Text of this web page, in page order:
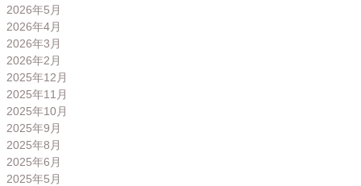
2026年5月
2026年4月
2026年3月
2026年2月
2025年12月
2025年11月
2025年10月
2025年9月
2025年8月
2025年6月
2025年5月